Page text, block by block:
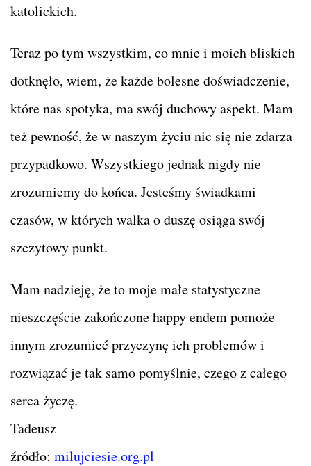
katolickich.
Teraz po tym wszystkim, co mnie i moich bliskich
dotknęło, wiem, że każde bolesne doświadczenie,
które nas spotyka, ma swój duchowy aspekt. Mam
też pewność, że w naszym życiu nic się nie zdarza
przypadkowo. Wszystkiego jednak nigdy nie
zrozumiemy do końca. Jesteśmy świadkami
czasów, w których walka o duszę osiąga swój
szczytowy punkt.
Mam nadzieję, że to moje małe statystyczne
nieszczęście zakończone happy endem pomoże
innym zrozumieć przyczynę ich problemów i
rozwiązać je tak samo pomyślnie, czego z całego
serca życzę.
Tadeusz
źródło: milujciesie.org.pl